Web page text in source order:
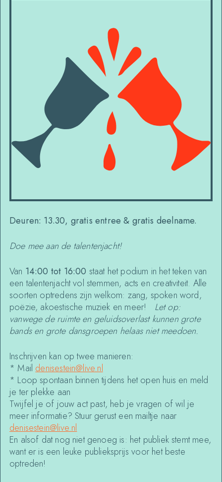
Deuren: 13.30, gratis entree & gratis deelname.
Doe mee aan de talentenjacht!
Van 14:00 tot 16:00 staat het podium in het teken van
een talentenjacht vol stemmen, acts en creativiteit. Alle
soorten optredens zijn welkom: zang, spoken word,
poëzie, akoestische muziek en meer! Let op:
vanwege de ruimte en geluidsoverlast kunnen grote
bands en grote dansgroepen helaas niet meedoen.
Inschrijven kan op twee manieren:
* Mail denisestein@live.nl
* Loop spontaan binnen tijdens het open huis en meld
je ter plekke aan
Twijfel je of jouw act past, heb je vragen of wil je
meer informatie? Stuur gerust een mailtje naar
denisestein@live.nl
En alsof dat nog niet genoeg is: het publiek stemt mee,
want er is een leuke publieksprijs voor het beste
optreden!